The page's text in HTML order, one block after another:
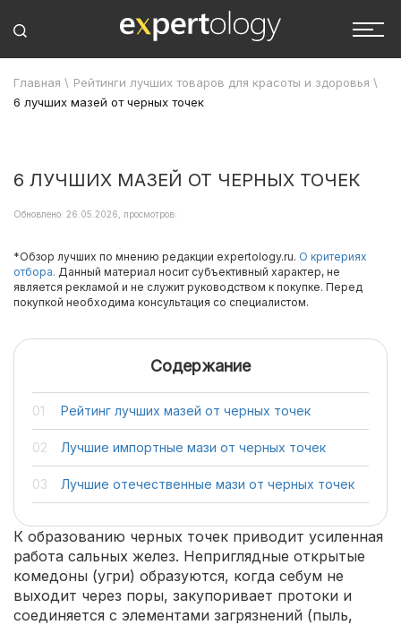
Главная \ Рейтинги лучших товаров для красоты и здоровья \
6 лучших мазей от черных точек
6 ЛУЧШИХ МАЗЕЙ ОТ ЧЕРНЫХ ТОЧЕК
Обновлено: 26.05.2026, просмотров:
*Обзор лучших по мнению редакции expertology.ru. О критериях
отбора. Данный материал носит субъективный характер, не
является рекламой и не служит руководством к покупке. Перед
покупкой необходима консультация со специалистом.
Содержание
Рейтинг лучших мазей от черных точек
Лучшие импортные мази от черных точек
Лучшие отечественные мази от черных точек
К образованию черных точек приводит усиленная
работа сальных желез. Неприглядные открытые
комедоны (угри) образуются, когда себум не
выходит через поры, закупоривает протоки и
соединяется с элементами загрязнений (пыль,